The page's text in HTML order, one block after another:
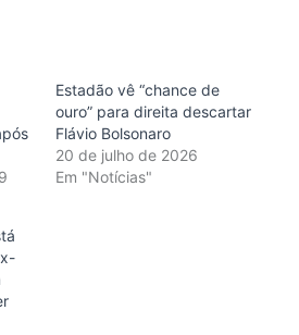
Estadão vê “chance de
ouro” para direita descartar
Flávio Bolsonaro
20 de julho de 2026
Em "Notícias"